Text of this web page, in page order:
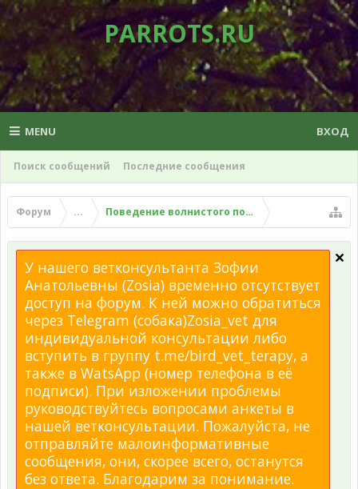
PARROTS.RU
MENU
Поиск сообщений Последние сообщения
ВХОД
Форум ... Поведение волнистого попугая
У нашего ветконсультанта Зофии
Анатольевны (Zosia) временно отсутствует
доступ на форум. К ней можно обратиться
через Telegram (собака)Zosia_vet для
индивидуальной консультации либо
вступить в группу t.me/bird_vet_terapy, а
также в WatsApp (номер телефона в её
подписи). При изложении проблемы
руководствуйтесь вопросами анкеты в
нашей ветконсультации. Пожалуйста, не
отправляйте малоинформативные
сообщения, они, скорее всего, останутся
без ответа. Благодарим за понимание.